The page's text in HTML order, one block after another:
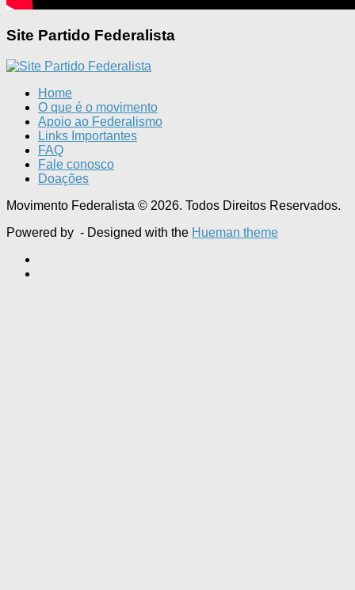
Site Partido Federalista
Home
O que é o movimento
Apoio ao Federalismo
Links Importantes
FAQ
Fale conosco
Doações
Movimento Federalista © 2026. Todos Direitos Reservados.
Powered by - Designed with the Hueman theme